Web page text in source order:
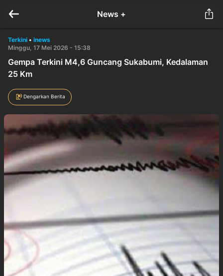
News +
Terkini • inews
Minggu, 17 Mei 2026 - 15:38
Gempa Terkini M4,6 Guncang Sukabumi, Kedalaman
25 Km
Dengarkan Berita